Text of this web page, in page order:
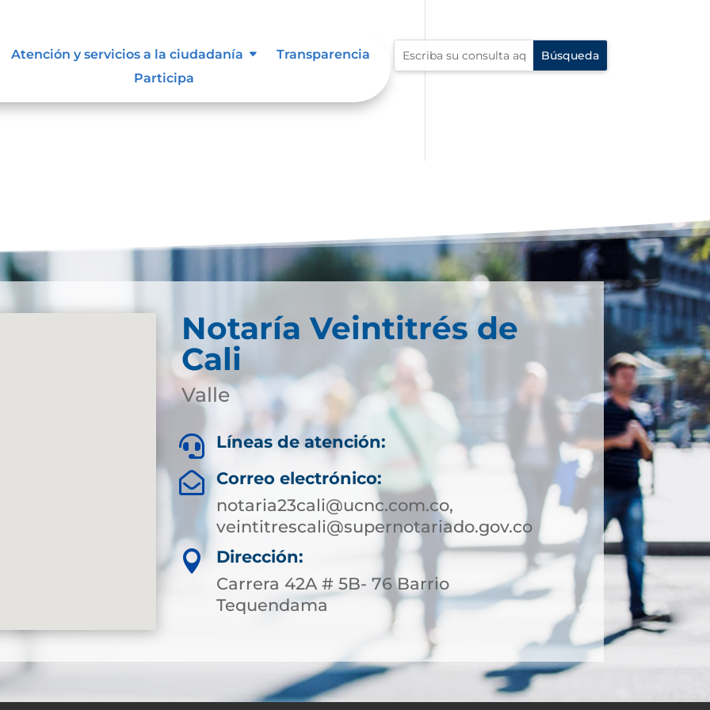
Atención y servicios a la ciudadanía
Transparencia
Participa
para tomar decisiones en
Notaría Veintitrés de
Cali
Valle
 Líneas de atención:

Correo electrónico:
notaria23cali@ucnc.com.co,
veintitrescali@supernotariado.gov.co

Dirección:
Carrera 42A # 5B- 76 Barrio
Tequendama